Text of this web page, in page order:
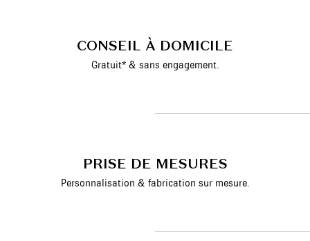
CONSEIL À DOMICILE
Gratuit* & sans engagement.
PRISE DE MESURES
Personnalisation & fabrication sur mesure.